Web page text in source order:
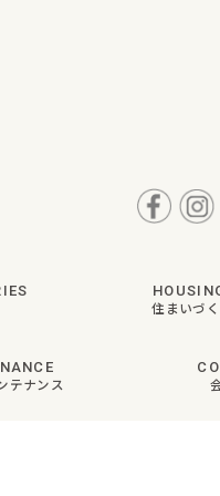
住まいづ
テナンス